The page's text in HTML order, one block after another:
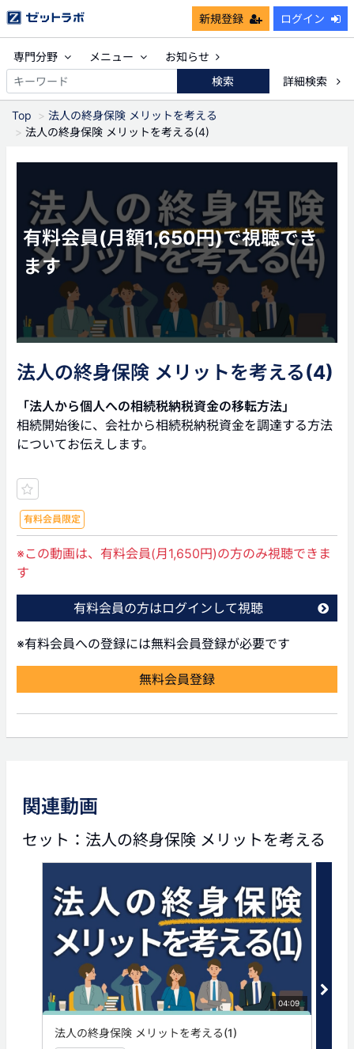
新規登録 ログイン
専門分野 メニュー
お知らせ
検索
詳細検索
Top
法人の終身保険 メリットを考える
法人の終身保険 メリットを考える(4)
有料会員(月額1,650円)で視聴でき
ます
法人の終身保険 メリットを考える(4)
「法人から個人への相続税納税資金の移転方法」
相続開始後に、会社から相続税納税資金を調達する方法
についてお伝えします。
有料会員限定
※この動画は、有料会員(月1,650円)の方のみ視聴できま
す
有料会員の方はログインして視聴
※有料会員への登録には無料会員登録が必要です
無料会員登録
前の動画
法人の終身保険 メリット
次の動画
法人の終身保険 メリット
タグ
事業承継 法人 法人保険 法人生命保険 相続
関連動画
セット：法人の終身保険 メリットを考える
04:09
法人の終身保険 メリットを考える(1)